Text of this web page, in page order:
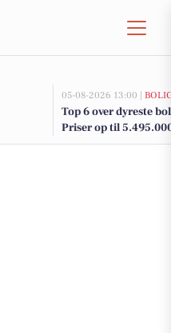
05-08-2026 13:00 |
Top 6 over dyreste
Priser op til